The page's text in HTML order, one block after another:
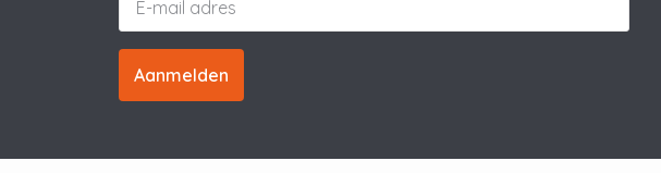
Aanmelden